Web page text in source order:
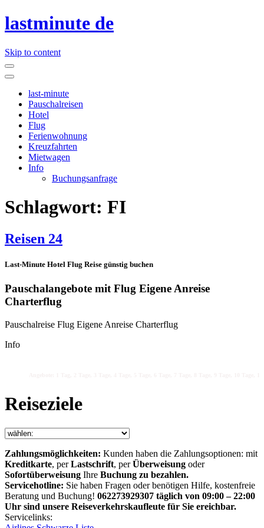
lastminute de
Skip to content
last-minute
Pauschalreisen
Hotel
Flug
Ferienwohnung
Kreuzfahrten
Mietwagen
Info
Buchungsanfrage
Schlagwort: FI
Reisen 24
Last-Minute Hotel Flug Reise günstig buchen
Pauschalangebote mit Flug Eigene Anreise
Charterflug
Pauschalreise Flug Eigene Anreise Charterflug
Info
Reiseziele
Zahlungsmöglichkeiten: Kunden haben die Zahlungsoptionen: mit
Kreditkarte, perLastschrift, perÜberweisung oder
Sofortüberweisung Ihre Buchung zu bezahlen.
Servicehotline: Sie haben Fragen oder benötigen Hilfe, kostenfreie
Beratung und Buchung! 062273929307 täglich von 09:00 – 22:00
Uhr sind unsere Reiseverkehrskaufleute für Sie ereichbar.
Servicelinks: